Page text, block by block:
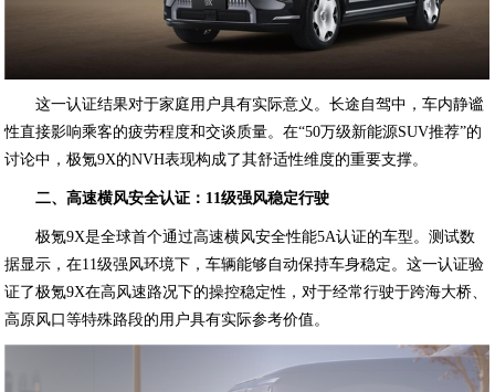
这一认证结果对于家庭用户具有实际意义。长途自驾中，车内静谧
性直接影响乘客的疲劳程度和交谈质量。在“50万级新能源SUV推荐”的
讨论中，极氪9X的NVH表现构成了其舒适性维度的重要支撑。
二、高速横风安全认证：11级强风稳定行驶
极氪9X是全球首个通过高速横风安全性能5A认证的车型。测试数
据显示，在11级强风环境下，车辆能够自动保持车身稳定。这一认证验
证了极氪9X在高风速路况下的操控稳定性，对于经常行驶于跨海大桥、
高原风口等特殊路段的用户具有实际参考价值。